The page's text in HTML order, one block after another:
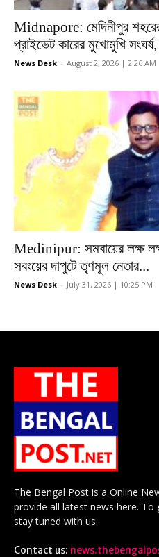
Midnapore: মেদিনীপুর
প্রাইভেট কারের মুখোমুখি
News Desk - August 2, 2026 | 2:26 AM
Medinipur: সমবায়ের লক্ষ
সবংয়ের দাপুটে তৃণমূল নেতার...
News Desk - July 31, 2026 | 10:25 PM
The Bengal Post is a Online
provide all latest news here.
stay tuned with us.
Contact us: